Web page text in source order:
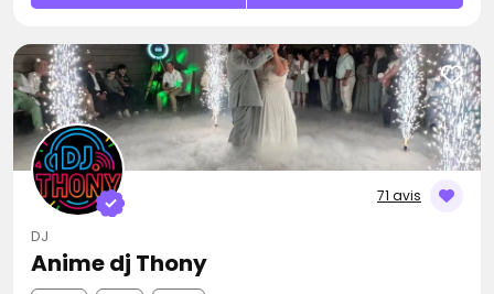
71 avis
DJ
Anime dj Thony